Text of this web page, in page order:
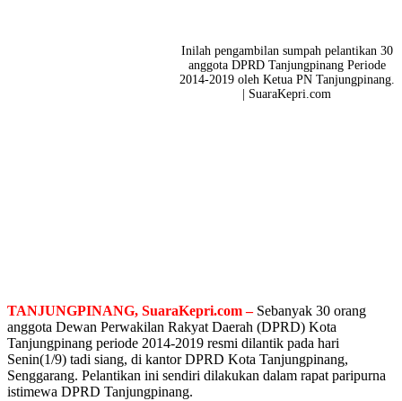
Inilah pengambilan sumpah pelantikan 30
anggota DPRD Tanjungpinang Periode
2014-2019 oleh Ketua PN Tanjungpinang.
| SuaraKepri.com
TANJUNGPINANG, SuaraKepri.com – Sebanyak 30 orang
anggota Dewan Perwakilan Rakyat Daerah (DPRD) Kota
Tanjungpinang periode 2014-2019 resmi dilantik pada hari
Senin(1/9) tadi siang, di kantor DPRD Kota Tanjungpinang,
Senggarang. Pelantikan ini sendiri dilakukan dalam rapat paripurna
istimewa DPRD Tanjungpinang.